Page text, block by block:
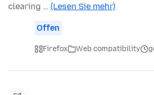
clearing … (Lesen Sie mehr)
Offen
Firefox Web compatibility